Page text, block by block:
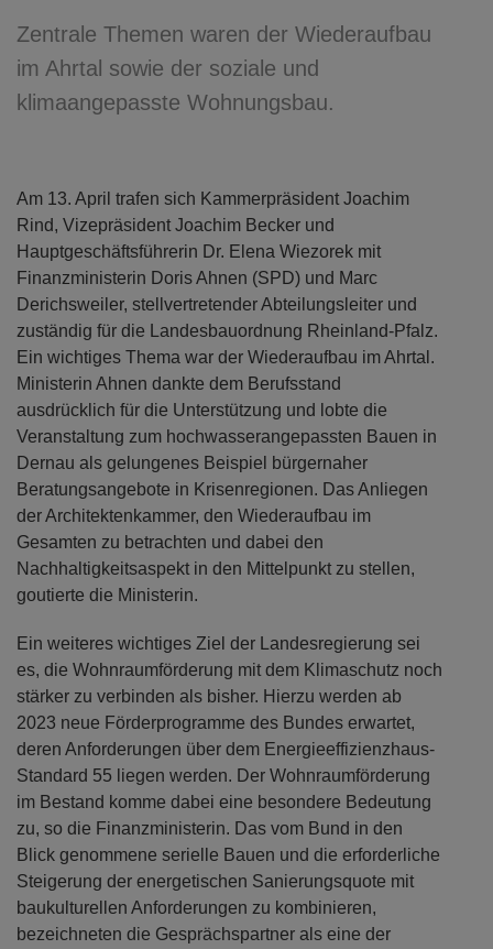
Zentrale Themen waren der Wiederaufbau
im Ahrtal sowie der soziale und
klimaangepasste Wohnungsbau.
Am 13. April trafen sich Kammerpräsident Joachim
Rind, Vizepräsident Joachim Becker und
Hauptgeschäftsführerin Dr. Elena Wiezorek mit
Finanzministerin Doris Ahnen (SPD) und Marc
Derichsweiler, stellvertretender Abteilungsleiter und
zuständig für die Landesbauordnung Rheinland-Pfalz.
Ein wichtiges Thema war der Wiederaufbau im Ahrtal.
Ministerin Ahnen dankte dem Berufsstand
ausdrücklich für die Unterstützung und lobte die
Veranstaltung zum hochwasserangepassten Bauen in
Dernau als gelungenes Beispiel bürgernaher
Beratungsangebote in Krisenregionen. Das Anliegen
der Architektenkammer, den Wiederaufbau im
Gesamten zu betrachten und dabei den
Nachhaltigkeitsaspekt in den Mittelpunkt zu stellen,
goutierte die Ministerin.
Ein weiteres wichtiges Ziel der Landesregierung sei
es, die Wohnraumförderung mit dem Klimaschutz noch
stärker zu verbinden als bisher. Hierzu werden ab
2023 neue Förderprogramme des Bundes erwartet,
deren Anforderungen über dem Energieeffizienzhaus-
Standard 55 liegen werden. Der Wohnraumförderung
im Bestand komme dabei eine besondere Bedeutung
zu, so die Finanzministerin. Das vom Bund in den
Blick genommene serielle Bauen und die erforderliche
Steigerung der energetischen Sanierungsquote mit
baukulturellen Anforderungen zu kombinieren,
bezeichneten die Gesprächspartner als eine der